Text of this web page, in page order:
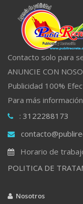
Contacto solo para
ANUNCIE CON
Publicidad 100%
Para más información
: 3122288173
Horario de
POLITICA DE
Nosotros